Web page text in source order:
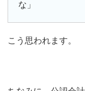
な」
こう思われます。